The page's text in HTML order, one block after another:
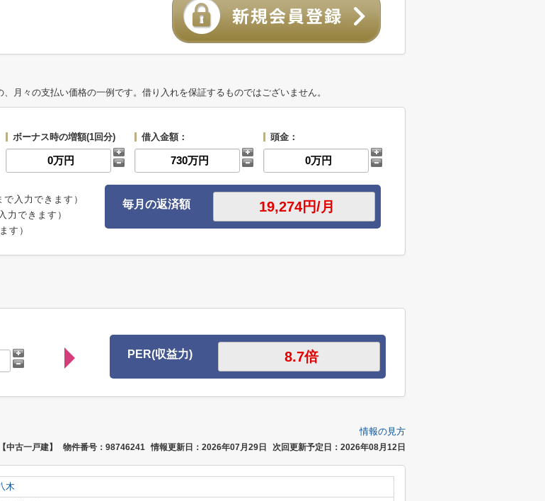
月々の支払い価格の一例です。借り入れを保証するものではございません。
ボーナス時の増額(1回分) 借入金額： 頭金：
で入力できます）
力できます）
す）
毎月の返済額
PER(収益力)
情報の見方
【中古一戸建】 物件番号：98746241 情報更新日：2026年07月29日 次回更新予定日：2026年08月12日
木